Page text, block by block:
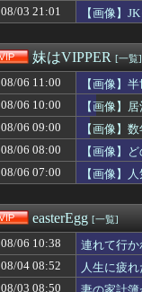
【画像】若いときの小
【画像】30歳ワイの体
生活保護やめてコール
08/03 21:01
【画像】
妹はVIPPER [一覧]
08/06 11:00
【画像】
08/06 10:00
【画像】
08/06 09:00
【画像】
08/06 08:00
【画像】
08/06 07:00
【画像】
easterEgg [一覧]
08/06 10:38
連れて行か
08/04 08:52
人生に疲
08/03 08:50